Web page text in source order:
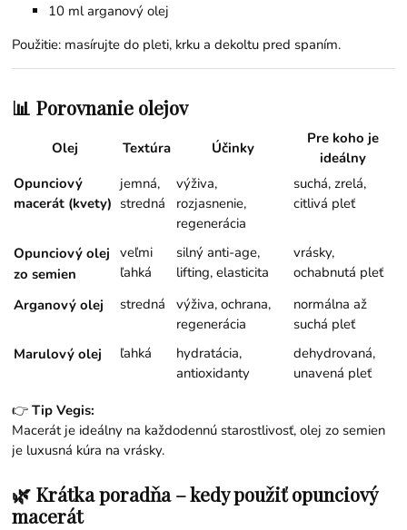
10 mlarganový olej
Použitie: masírujte do pleti, krku a dekoltu pred spaním.
📊 Porovnanie olejov
Olej Textúra Účinky
Pre koho je
ideálny
Opunciový
macerát (kvety)
jemná,
stredná
výživa,
rozjasnenie,
regenerácia
suchá, zrelá,
citlivá pleť
Opunciový olej
zo semien
veľmi
ľahká
silný anti-age,
lifting, elasticita
vrásky,
ochabnutá pleť
Arganový olej
stredná
výživa, ochrana,
regenerácia
normálna až
suchá pleť
Marulový olej
ľahká
hydratácia,
antioxidanty
dehydrovaná,
unavená pleť
👉Tip Vegis:
Macerát je ideálny na každodennú starostlivosť, olej zo semien
je luxusná kúra na vrásky.
🌿 Krátka poradňa – kedy použiť opunciový
macerát